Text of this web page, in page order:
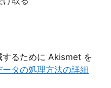
するために Akismet を
ータの処理方法の詳細